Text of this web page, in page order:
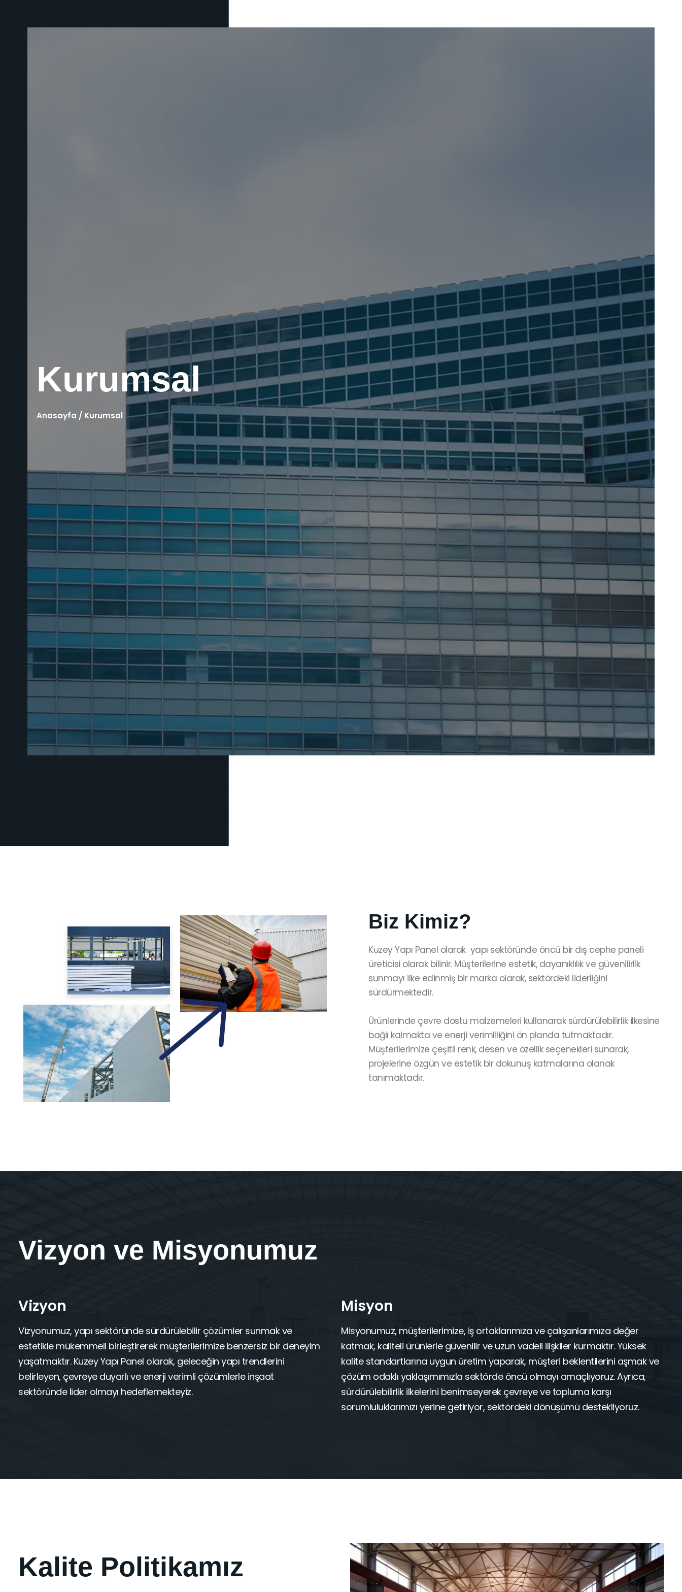
Kurumsal
Anasayfa / Kurumsal
Biz Kimiz?
Kuzey Yapı Panel olarak yapı sektöründe öncü bir dış cephe paneli
üreticisi olarak bilinir. Müşterilerine estetik, dayanıklılık ve güvenilirlik
sunmayı ilke edinmiş bir marka olarak, sektördeki liderliğini
sürdürmektedir.
Ürünlerinde çevre dostu malzemeleri kullanarak sürdürülebilirlik ilkesine
bağlı kalmakta ve enerji verimliliğini ön planda tutmaktadır.
Müşterilerimize çeşitli renk, desen ve özellik seçenekleri sunarak,
projelerine özgün ve estetik bir dokunuş katmalarına olanak
tanımaktadır.
Vizyon ve Misyonumuz
Vizyon
Vizyonumuz, yapı sektöründe sürdürülebilir çözümler sunmak ve
estetikle mükemmeli birleştirerek müşterilerimize benzersiz bir deneyim
yaşatmaktır. Kuzey Yapı Panel olarak, geleceğin yapı trendlerini
belirleyen, çevreye duyarlı ve enerji verimli çözümlerle inşaat
sektöründe lider olmayı hedeflemekteyiz.
Misyon
Misyonumuz, müşterilerimize, iş ortaklarımıza ve çalışanlarımıza değer
katmak, kaliteli ürünlerle güvenilir ve uzun vadeli ilişkiler kurmaktır. Yüksek
kalite standartlarına uygun üretim yaparak, müşteri beklentilerini aşmak ve
çözüm odaklı yaklaşımımızla sektörde öncü olmayı amaçlıyoruz. Ayrıca,
sürdürülebilirlik ilkelerini benimseyerek çevreye ve topluma karşı
sorumluluklarımızı yerine getiriyor, sektördeki dönüşümü destekliyoruz.
Kalite Politikamız